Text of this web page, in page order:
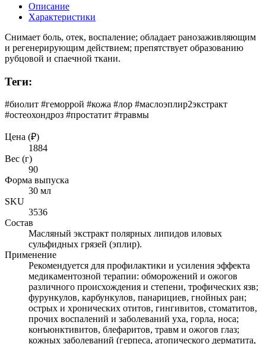
Описание
Характеристики
Снимает боль, отек, воспаление; обладает ранозаживляющим
и регенерирующим действием; препятствует образованию
рубцовой и спаечной ткани.
Теги:
#биолит #геморрой #кожа #лор #маслоэплир2экстракт
#остеохондроз #простатит #травмы
Цена (₽)
1884
Вес (г)
90
Форма выпуска
30 мл
SKU
3536
Состав
Масляный экстракт полярных липидов иловых
сульфидных грязей (эплир).
Применение
Рекомендуется для профилактики и усиления эффекта
медикаментозной терапии: обморожений и ожогов
различного происхождения и степени, трофических язв;
фурункулов, карбункулов, панарициев, гнойных ран;
острых и хронических отитов, гингивитов, стоматитов,
прочих воспалений и заболеваний уха, горла, носа;
конъюнктивитов, блефаритов, травм и ожогов глаз;
кожных заболеваний (герпеса, атопического дерматита,